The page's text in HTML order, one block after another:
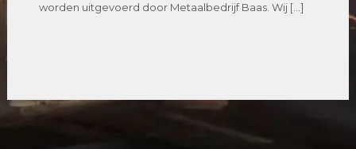
worden uitgevoerd door Metaalbedrijf Baas. Wij […]